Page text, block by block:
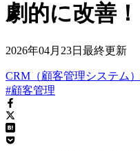
劇的に改善！
2026年04月23日 最終更新
CRM（顧客管理システム）
#顧客管理